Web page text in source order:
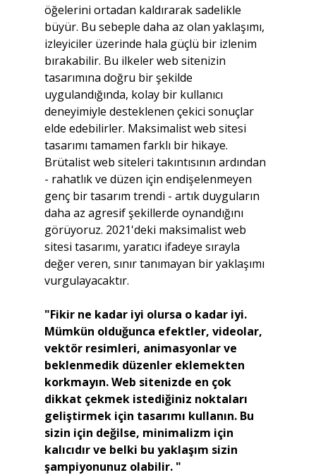
öğelerini ortadan kaldırarak sadelikle
büyür. Bu sebeple daha az olan yaklaşımı,
izleyiciler üzerinde hala güçlü bir izlenim
bırakabilir. Bu ilkeler web sitenizin
tasarımına doğru bir şekilde
uygulandığında, kolay bir kullanıcı
deneyimiyle desteklenen çekici sonuçlar
elde edebilirler. Maksimalist web sitesi
tasarımı tamamen farklı bir hikaye.
Brütalist web siteleri takıntısının ardından
- rahatlık ve düzen için endişelenmeyen
genç bir tasarım trendi - artık duyguların
daha az agresif şekillerde oynandığını
görüyoruz. 2021'deki maksimalist web
sitesi tasarımı, yaratıcı ifadeye sırayla
değer veren, sınır tanımayan bir yaklaşımı
vurgulayacaktır.
"Fikir ne kadar iyi olursa o kadar iyi.
Mümkün olduğunca efektler, videolar,
vektör resimleri, animasyonlar ve
beklenmedik düzenler eklemekten
korkmayın. Web sitenizde en çok
dikkat çekmek istediğiniz noktaları
geliştirmek için tasarımı kullanın. Bu
sizin için değilse, minimalizm için
kalıcıdır ve belki bu yaklaşım sizin
şampiyonunuz olabilir. "